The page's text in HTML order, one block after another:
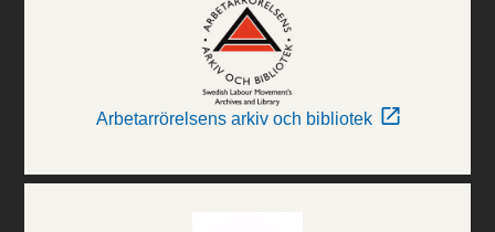
Arbetarrörelsens arkiv och bibliotek